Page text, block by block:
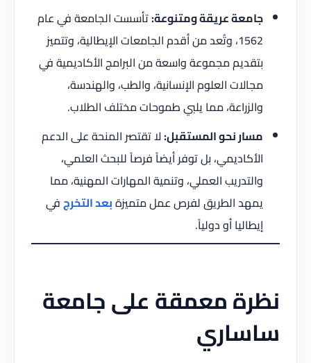
جامعة عريقة ومتنوعة:تأسست الجامعة في عام
1562، وتُعد من أقدم الجامعات الإيطالية، وتتميز
بتقديم مجموعة واسعة من البرامج الأكاديمية في
مجالات العلوم الإنسانية، والطب، والهندسة،
والزراعة، مما يلبي طموحات مختلف الطلاب.
مسار نحو المستقبل:لا تقتصر المنحة على الدعم
الأكاديمي، بل توفر أيضاً فرصاً للبحث العلمي،
والتدريب العملي، وتنمية المهارات المهنية، مما
يمهد الطريق لفرص عمل متميزةبعد التخرجفي
إيطاليا أو دولياً.
نظرة معمقة على جامعة
ساساري